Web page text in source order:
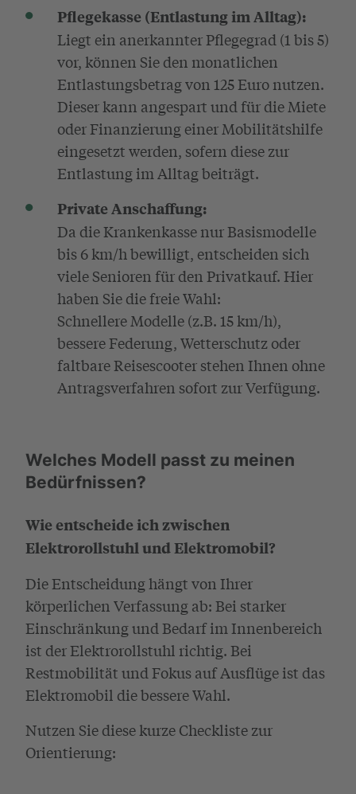
Pflegekasse (Entlastung im Alltag):
Liegt ein anerkannter Pflegegrad (1 bis 5)
vor, können Sie den monatlichen
Entlastungsbetrag von 125 Euro nutzen.
Dieser kann angespart und für die Miete
oder Finanzierung einer Mobilitätshilfe
eingesetzt werden, sofern diese zur
Entlastung im Alltag beiträgt.
Private Anschaffung:
Da die Krankenkasse nur Basismodelle
bis 6 km/h bewilligt, entscheiden sich
viele Senioren für den Privatkauf. Hier
haben Sie die freie Wahl:
Schnellere Modelle (z.B. 15 km/h),
bessere Federung, Wetterschutz oder
faltbare Reisescooter stehen Ihnen ohne
Antragsverfahren sofort zur Verfügung.
Welches Modell passt zu meinen
Bedürfnissen?
Wie entscheide ich zwischen
Elektrorollstuhl und Elektromobil?
Die Entscheidung hängt von Ihrer
körperlichen Verfassung ab: Bei starker
Einschränkung und Bedarf im Innenbereich
ist der Elektrorollstuhl richtig. Bei
Restmobilität und Fokus auf Ausflüge ist das
Elektromobil die bessere Wahl.
Nutzen Sie diese kurze Checkliste zur
Orientierung: